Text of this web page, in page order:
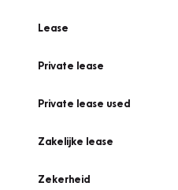
Lease
Private lease
Private lease used
Zakelijke lease
Zekerheid